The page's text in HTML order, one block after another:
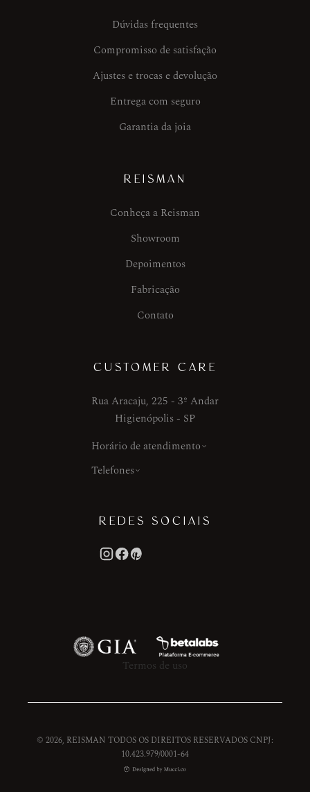
Dúvidas frequentes
Compromisso de satisfação
Ajustes e trocas e devolução
Entrega com seguro
Garantia da joia
REISMAN
Conheça a Reisman
Showroom
Depoimentos
Fabricação
Contato
CUSTOMER CARE
Rua Aracaju, 225 - 3º Andar
Higienópolis - SP
Horário de atendimento
Telefones
REDES SOCIAIS
Termos de uso
© 2026, REISMAN TODOS OS DIREITOS RESERVADOS CNPJ:
10.423.979/0001-64